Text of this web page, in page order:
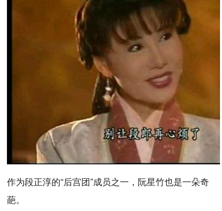
作为段正淳的“后宫团”成员之一，阮星竹也是一朵奇
葩。